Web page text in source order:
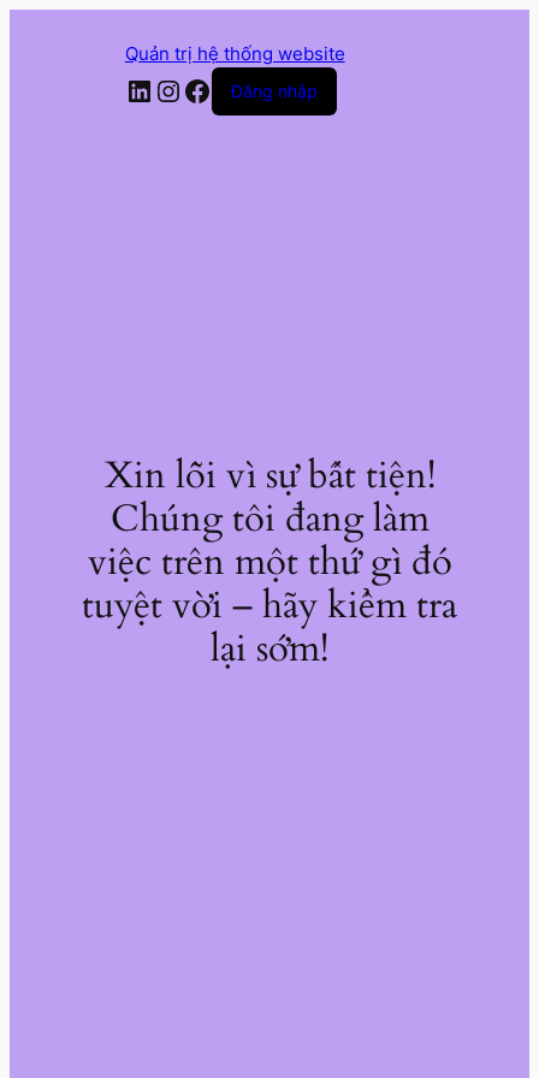
Quản trị hệ thống website
LinkedIn
Instagram
Facebook
Đăng nhập
Xin lỗi vì sự bất tiện!
Chúng tôi đang làm
việc trên một thứ gì đó
tuyệt vời – hãy kiểm tra
lại sớm!